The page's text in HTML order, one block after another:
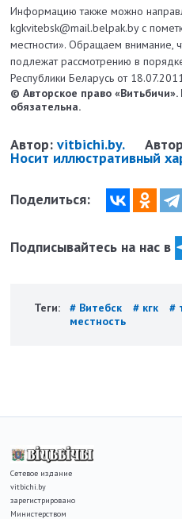
Информацию также можно
kgkvitebsk@mail.belpak.by с
местности». Обращаем внимание,
подлежат рассмотрению в
Республики Беларусь от
© Авторское право
обязательна.
Автор:vitbichi.by.
Носит иллюстративный
Поделиться:
Подписывайтесь на нас в
Теги: # Витебск # кгк #
местность
Сетевое издание
vitbichi.by
зарегистрировано
Министерством